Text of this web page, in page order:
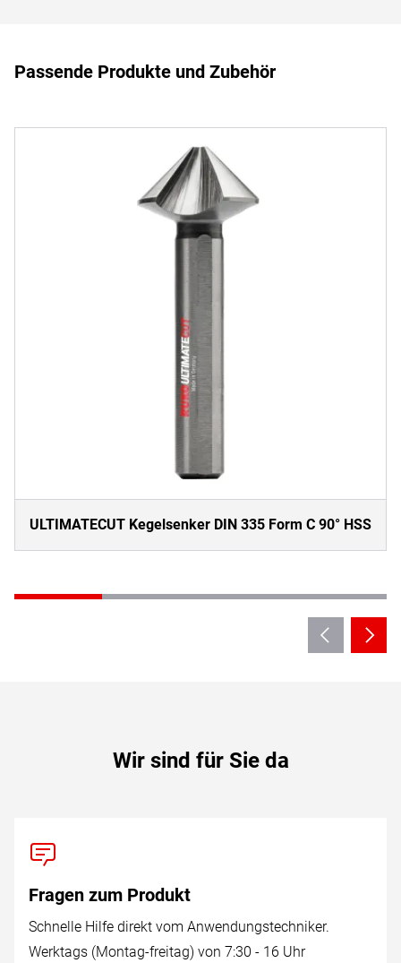
Passende Produkte und Zubehör
ULTIMATECUT Kegelsenker DIN 335 Form C 90° HSS
Wir sind für Sie da
Fragen zum Produkt
Schnelle Hilfe direkt vom Anwendungstechniker.
Werktags (Montag-freitag) von 7:30 - 16 Uhr